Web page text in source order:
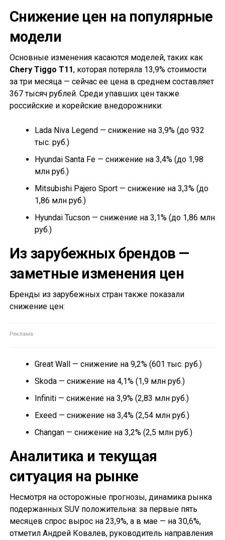
Снижение цен на популярные
модели
Основные изменения касаются моделей, таких как
Chery Tiggo T11, которая потеряла 13,9% стоимости
за три месяца — сейчас ее цена в среднем составляет
367 тысяч рублей. Среди упавших цен также
российские и корейские внедорожники:
Lada Niva Legend — снижение на 3,9% (до 932
тыс. руб.)
Hyundai Santa Fe — снижение на 3,4% (до 1,98
млн руб.)
Mitsubishi Pajero Sport — снижение на 3,3% (до
1,86 млн руб.)
Hyundai Tucson — снижение на 3,1% (до 1,86 млн
руб.)
Из зарубежных брендов —
заметные изменения цен
Бренды из зарубежных стран также показали
снижение цен:
Great Wall — снижение на 9,2% (601 тыс. руб.)
Skoda — снижение на 4,1% (1,9 млн руб.)
Infiniti — снижение на 3,9% (2,83 млн руб.)
Exeed — снижение на 3,4% (2,54 млн руб.)
Changan — снижение на 3,2% (2,5 млн руб.)
Аналитика и текущая
ситуация на рынке
Несмотря на осторожные прогнозы, динамика рынка
подержанных SUV положительна: за первые пять
месяцев спрос вырос на 23,9%, а в мае — на 30,6%,
отметил Андрей Ковалев, руководитель направления